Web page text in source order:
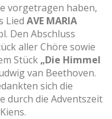
vorgetragen haben,
Lied AVE MARIA
Den Abschluss
aller Chöre sowie
Stück „Die Himmel
van Beethoven.
sich die
durch die Adventszeit